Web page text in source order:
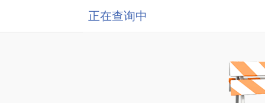
正在查询中